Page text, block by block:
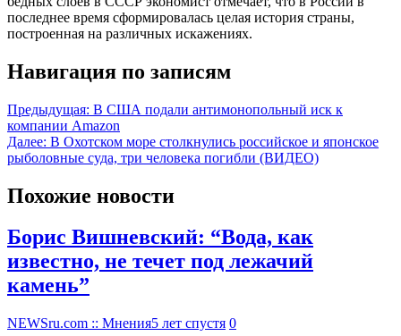
последнее время сформировалась целая история страны,
построенная на различных искажениях.
Навигация по записям
Предыдущая: В США подали антимонопольный иск к
компании Amazon
Далее: В Охотском море столкнулись российское и японское
рыболовные суда, три человека погибли (ВИДЕО)
Похожие новости
Борис Вишневский: “Вода, как
известно, не течет под лежачий
камень”
NEWSru.com :: Мнения5 лет спустя 0